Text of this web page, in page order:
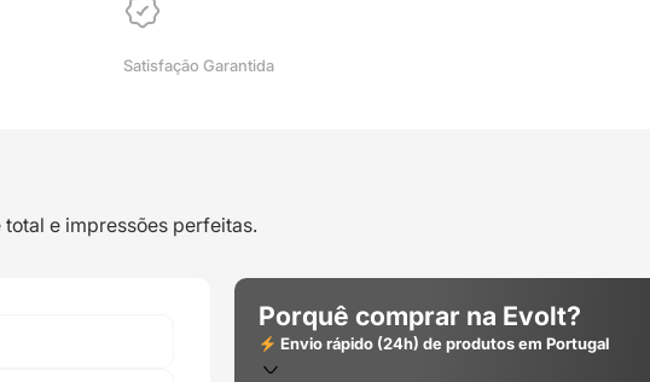
Satisfação Garantida
e impressões perfeitas.
Porquê comprar na Evolt?
Envio rápido (24h) de produtos em Portugal